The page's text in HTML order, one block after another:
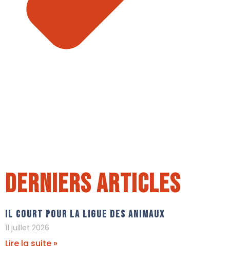
Derniers articles
Il court pour La Ligue Des Animaux
11 juillet 2026
Lire la suite »